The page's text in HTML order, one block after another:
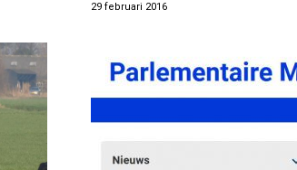
29 februari 2016